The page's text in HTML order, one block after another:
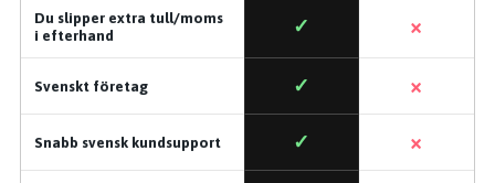
Du slipper extra tull/moms
i efterhand
✓ ×
Svenskt företag ✓ ×
Snabb svensk kundsupport ✓ ×